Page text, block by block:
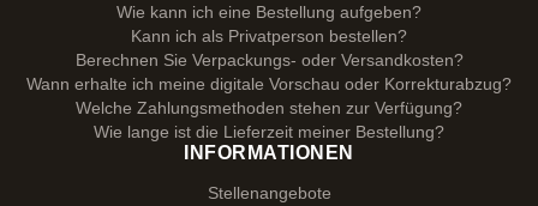
Wie kann ich eine Bestellung aufgeben?
Kann ich als Privatperson bestellen?
Berechnen Sie Verpackungs- oder Versandkosten?
Wann erhalte ich meine digitale Vorschau oder Korrekturabzug?
Welche Zahlungsmethoden stehen zur Verfügung?
Wie lange ist die Lieferzeit meiner Bestellung?
INFORMATIONEN
Stellenangebote